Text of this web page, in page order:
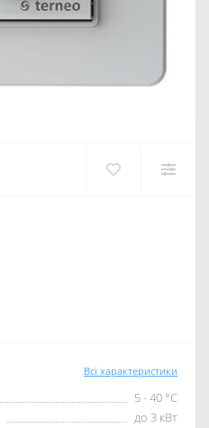
Всі характеристики
5 - 40 °С
до 3 кВт